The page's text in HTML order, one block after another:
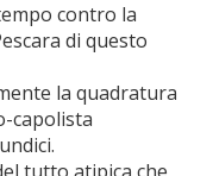
contro la
di questo
la quadratura
capolista